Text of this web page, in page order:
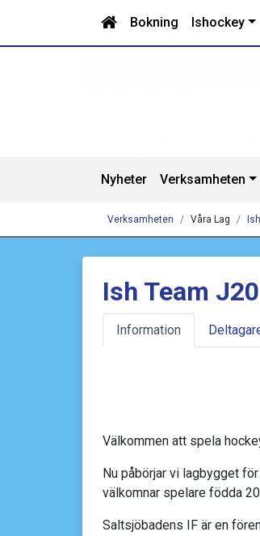
Bokning Ishockey
Nyheter Verksamheten
Verksamheten Våra Lag
Ish Team J20
Information
Välkommen att spela
Nu påbörjar vi lagbygget
välkomnar spelare födda
Saltsjöbadens IF är en